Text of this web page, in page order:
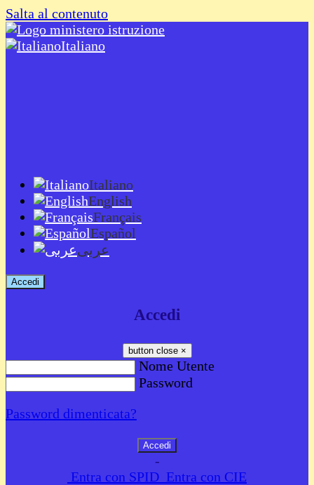
Salta al contenuto
Italiano
Italiano
English
Français
Español
عربى
Accedi
Accedi
button close ×
Nome Utente
Password
Password dimenticata?
-
Entra con SPID Entra con CIE